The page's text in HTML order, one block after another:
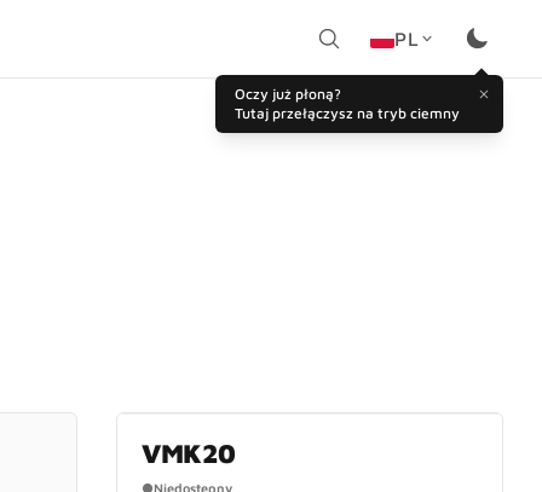
PL
Oczy już płoną?
Tutaj przełączysz na tryb ciemny
VMK20
●Niedostępny